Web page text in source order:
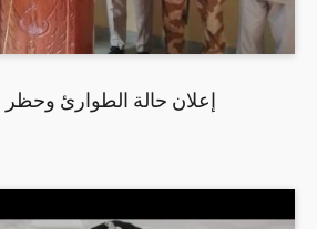
إعلان حالة الطوارئ وحظر